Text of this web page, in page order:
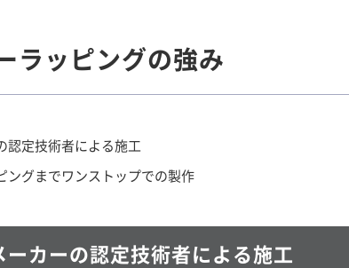
ラッピングの強み
認定技術者による施工
ングまでワンストップでの製作
カーの認定技術者による施工